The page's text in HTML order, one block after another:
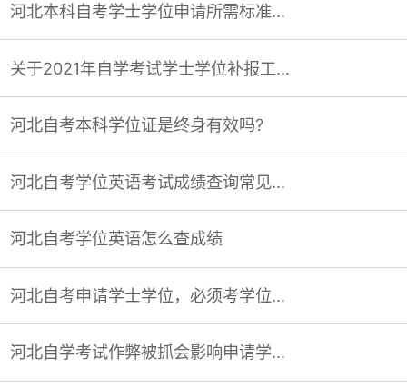
河北本科自考学士学位申请所需标准...
关于2021年自学考试学士学位补报工...
河北自考本科学位证是终身有效吗?
河北自考学位英语考试成绩查询常见...
河北自考学位英语怎么查成绩
河北自考申请学士学位，必须考学位...
河北自学考试作弊被抓会影响申请学...